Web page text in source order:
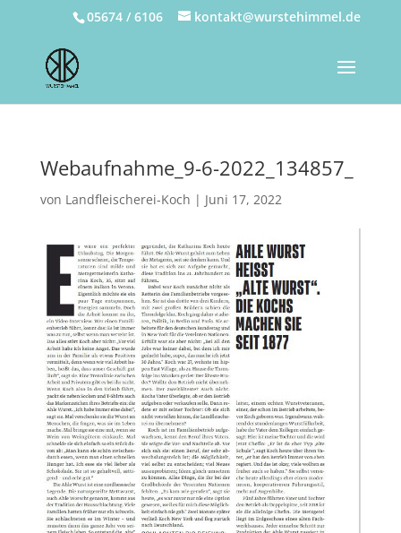
05674 / 6106 kontakt@wurstehimmel.de
Webaufnahme_9-6-2022_134857_
von Landfleischerei-Koch | Juni 17, 2022